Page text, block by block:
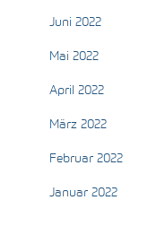
Juni 2022
Mai 2022
April 2022
März 2022
Februar 2022
Januar 2022